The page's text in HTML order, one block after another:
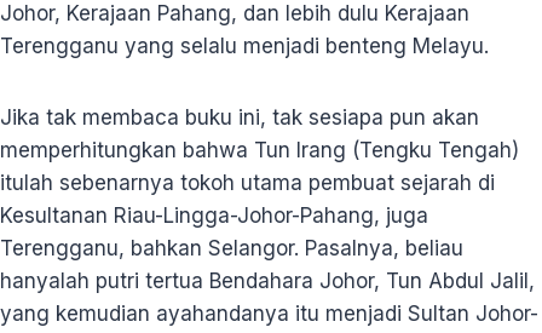
Johor, Kerajaan Pahang, dan lebih dulu Kerajaan
Terengganu yang selalu menjadi benteng Melayu.
Jika tak membaca buku ini, tak sesiapa pun akan
memperhitungkan bahwa Tun Irang (Tengku Tengah)
itulah sebenarnya tokoh utama pembuat sejarah di
Kesultanan Riau-Lingga-Johor-Pahang, juga
Terengganu, bahkan Selangor. Pasalnya, beliau
hanyalah putri tertua Bendahara Johor, Tun Abdul Jalil,
yang kemudian ayahandanya itu menjadi Sultan Johor-